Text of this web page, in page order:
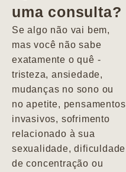
uma consulta?
Se algo não vai bem,
mas você não sabe
exatamente o quê -
tristeza, ansiedade,
mudanças no sono ou
no apetite, pensamentos
invasivos, sofrimento
relacionado à sua
sexualidade, dificuldade
de concentração ou